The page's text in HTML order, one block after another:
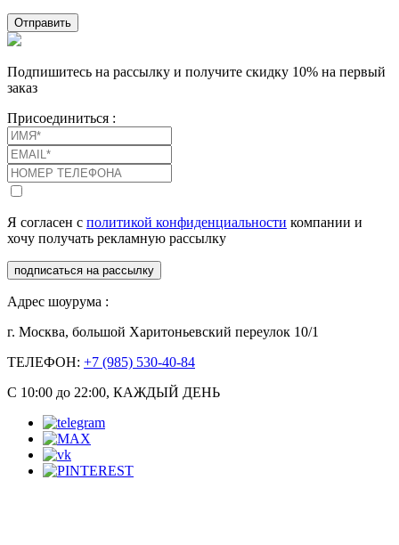
Отправить
Подпишитесь на рассылку и получите скидку 10% на первый
заказ
Присоединиться :
Я согласен с политикой конфиденциальности компании и
хочу получать рекламную рассылку
подписаться на рассылку
Адрес шоурума :
г. Москва, большой Харитоньевский переулок 10/1
ТЕЛЕФОН: +7 (985) 530-40-84
С 10:00 до 22:00, КАЖДЫЙ ДЕНЬ